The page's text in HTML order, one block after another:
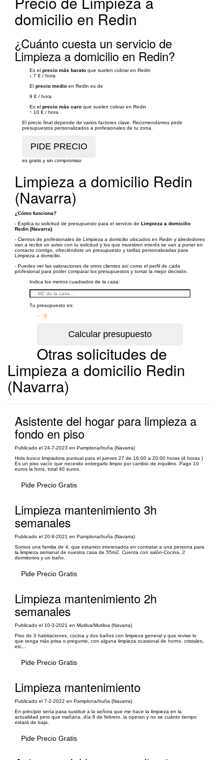
domicilio en Redin
¿Cuánto cuesta un servicio de
Limpieza a domicilio en Redin?
Es el precio más barato que suelen cobrar en Redin
↓ 7 € / hora
El precio medio en Redin es de
9 € / hora
Es el precio más caro que suelen cobrar en Redin
↑ 10 € / hora
El precio final depende de varios factores clave. Recomendamos pedir
presupuestos personalizados a profesionales de tu zona.
es gratis y sin compromiso
Limpieza a domicilio Redin
(Navarra)
¿Cómo funciona?
- Explica tu solicitud de presupuesto para el servicio de Limpieza a domicilio
Redin (Navarra)
- Cientos de profesionales de Limpieza a domicilio ubicados en Redin y alrededores
van a recibir un aviso con tu solicitud y los que muestren interés se van a poner en
contacto contigo, ofreciéndote un presupuesto y tarifas personalizadas para
Limpieza a domicilio.
- Puedes ver las valoraciones de otros clientes así como el perfil de cada
profesional para poder comparar los presupuestos y tomar la mejor decisión.
Indica los metros cuadrados de la casa:
Tu presupuesto es:
– €
Otras solicitudes de
Limpieza a domicilio Redin
(Navarra)
Asistente del hogar para limpieza a
fondo en piso
Publicado el 24-7-2023 en Pamplona/Iruña (Navarra)
Hola busco limpiadora puntual para el jueves 27 de 16:00 a 20:00 horas (4 horas )
Es un piso vacío que necesito entregarlo limpio por cambio de inquilino. Pago 10
euros la hora, total 40 euros.
Pide Precio Gratis
Limpieza mantenimiento 3h
semanales
Publicado el 20-9-2021 en Pamplona/Iruña (Navarra)
Somos una familia de 4, que estamos interesados en contratar a una persona para
la limpieza semanal de nuestra casa de 55m2. Cuenta con salón-Cocina, 2
dormitorios y un baño.
Pide Precio Gratis
Limpieza mantenimiento 2h
semanales
Publicado el 10-3-2021 en Mutilva/Mutiloa (Navarra)
Piso de 3 habitaciones, cocina y dos baños con limpieza general y que revise lo
que tenga más prisa o pregunte, con alguna limpieza ocasional de horno, cristales,
etc...
Pide Precio Gratis
Limpieza mantenimiento
Publicado el 7-2-2022 en Pamplona/Iruña (Navarra)
En principio sería pasa sustituir a la señora que me hace la limpieza en la
actualidad pero que mañana, día 8 de febrero, la operan y no se cuánto tiempo
estará de baja.
Pide Precio Gratis